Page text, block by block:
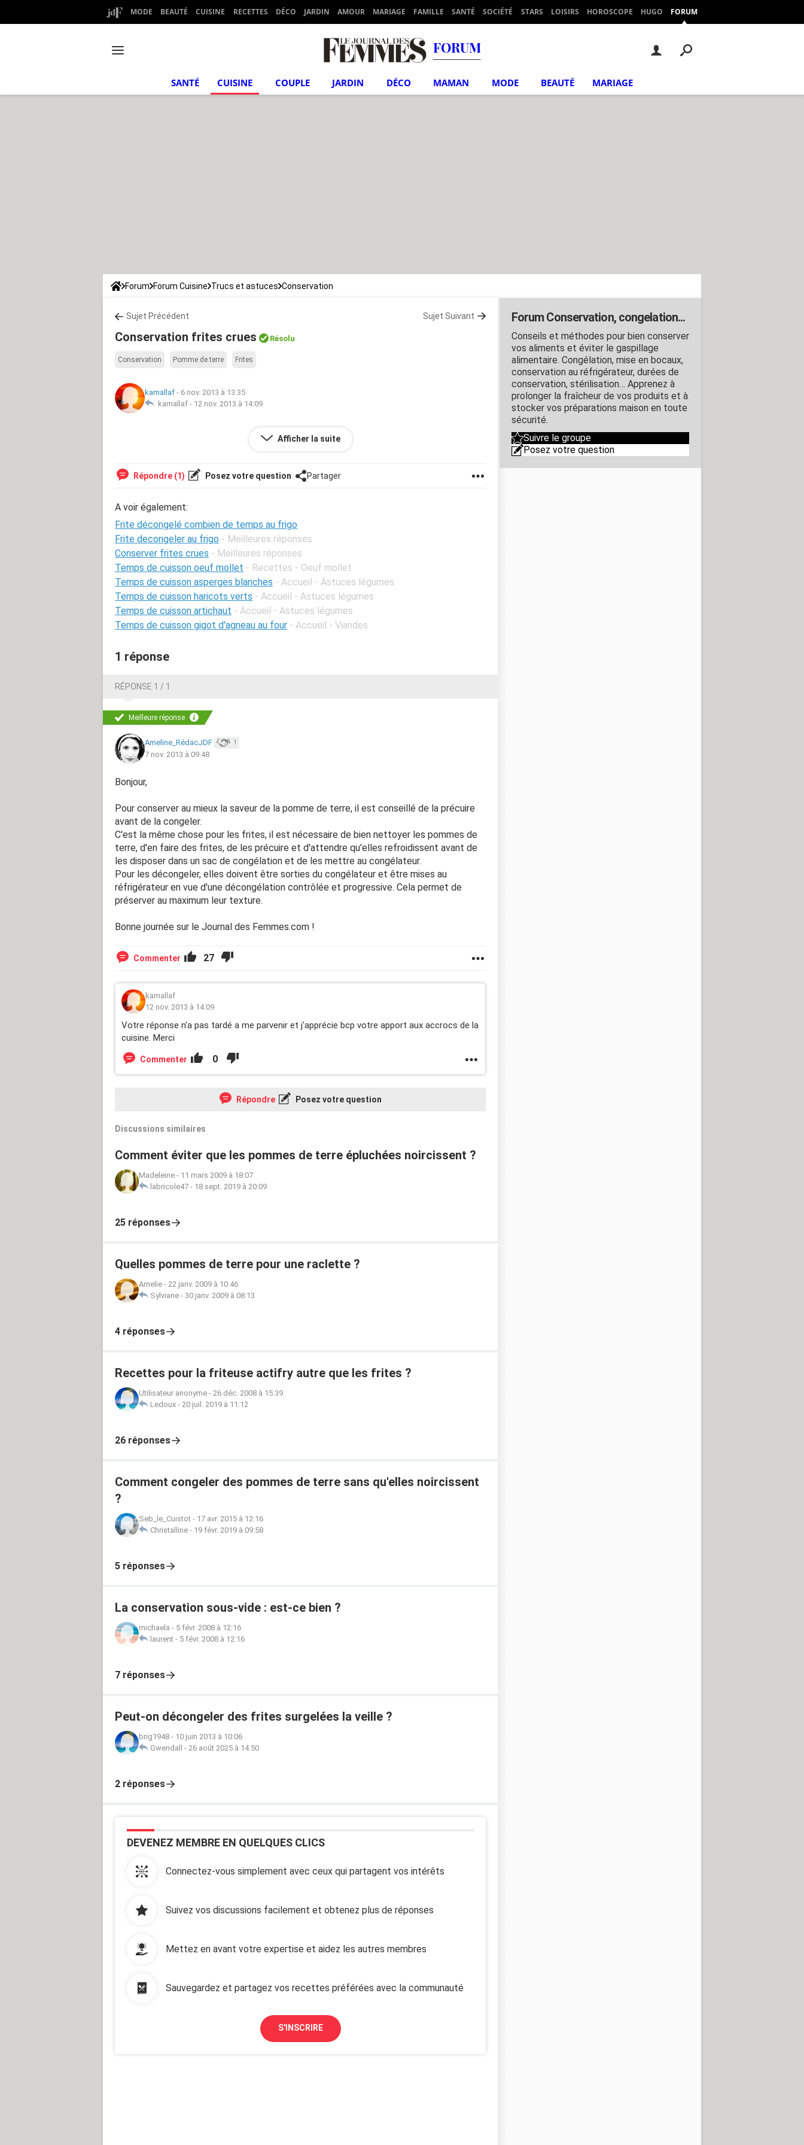
MODE BEAUTÉ CUISINE RECETTES DÉCO JARDIN AMOUR MARIAGE FAMILLE SANTÉ SOCIÉTÉ STARS LOISIRS HOROSCOPE HUGO FORUM
FORUM
SANTÉ CUISINE COUPLE JARDIN DÉCO MAMAN MODE BEAUTÉ MARIAGE
Forum Forum Cuisine Trucs et astuces Conservation
Sujet Précédent Sujet Suivant
Conservation frites crues Résolu
Conservation Pomme de terre Frites
kamallaf - 6 nov. 2013 à 13:35
kamallaf - 12 nov. 2013 à 14:09
Comment conserver dans un congélateur, les frites crues sans qu elles perdent leur
Afficher la suite
Répondre (1) Posez votre question Partager
A voir également:
Frite décongelé combien de temps au frigo
Frite decongeler au frigo - Meilleures réponses
Conserver frites crues - Meilleures réponses
Temps de cuisson oeuf mollet - Recettes - Oeuf mollet
Temps de cuisson asperges blanches - Accueil - Astuces légumes
Temps de cuisson haricots verts - Accueil - Astuces légumes
Temps de cuisson artichaut - Accueil - Astuces légumes
Temps de cuisson gigot d'agneau au four - Accueil - Viandes
1 réponse
RÉPONSE 1 / 1
Meilleure réponse
Ameline_RédacJDF 1
7 nov. 2013 à 09:48
Bonjour,
Pour conserver au mieux la saveur de la pomme de terre, il est conseillé de la précuire
avant de la congeler.
C'est la même chose pour les frites, il est nécessaire de bien nettoyer les pommes de
terre, d'en faire des frites, de les précuire et d'attendre qu'elles refroidissent avant de
les disposer dans un sac de congélation et de les mettre au congélateur.
Pour les décongeler, elles doivent être sorties du congélateur et être mises au
réfrigérateur en vue d'une décongélation contrôlée et progressive. Cela permet de
préserver au maximum leur texture.
Bonne journée sur le Journal des Femmes.com !
Commenter 27
kamallaf
12 nov. 2013 à 14:09
Votre réponse n'a pas tardé a me parvenir et j'apprécie bcp votre apport aux accrocs de la
cuisine. Merci
Commenter 0
Répondre Posez votre question
Discussions similaires
Comment éviter que les pommes de terre épluchées noircissent ?
Madeleine - 11 mars 2009 à 18:07
labricole47 - 18 sept. 2019 à 20:09
25 réponses
Quelles pommes de terre pour une raclette ?
Amelie - 22 janv. 2009 à 10:46
Sylviane - 30 janv. 2009 à 08:13
4 réponses
Recettes pour la friteuse actifry autre que les frites ?
Utilisateur anonyme - 26 déc. 2008 à 15:39
Ledoux - 20 juil. 2019 à 11:12
26 réponses
Comment congeler des pommes de terre sans qu'elles noircissent
?
Seb_le_Cuistot - 17 avr. 2015 à 12:16
Christalline - 19 févr. 2019 à 09:58
5 réponses
La conservation sous-vide : est-ce bien ?
michaela - 5 févr. 2008 à 12:16
laurent - 5 févr. 2008 à 12:16
7 réponses
Peut-on décongeler des frites surgelées la veille ?
brig1948 - 10 juin 2013 à 10:06
Gwendall - 26 août 2025 à 14:50
2 réponses
DEVENEZ MEMBRE EN QUELQUES CLICS
Connectez-vous simplement avec ceux qui partagent vos intérêts
Suivez vos discussions facilement et obtenez plus de réponses
Mettez en avant votre expertise et aidez les autres membres
Sauvegardez et partagez vos recettes préférées avec la communauté
S'INSCRIRE
Forum Conservation, congelation...
Conseils et méthodes pour bien conserver
vos aliments et éviter le gaspillage
alimentaire. Congélation, mise en bocaux,
conservation au réfrigérateur, durées de
conservation, stérilisation… Apprenez à
prolonger la fraîcheur de vos produits et à
stocker vos préparations maison en toute
sécurité.
Suivre le groupe
Posez votre question